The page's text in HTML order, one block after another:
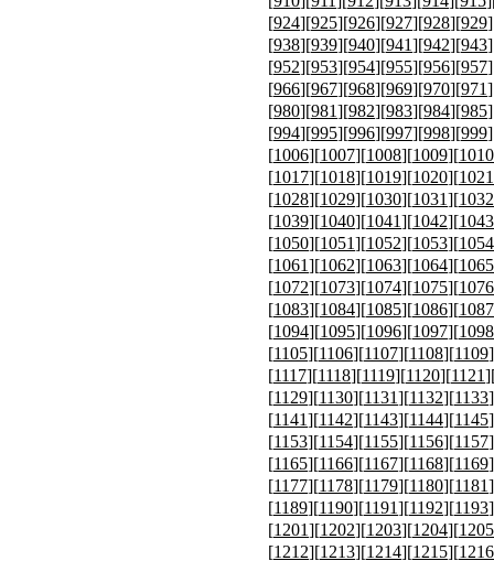
[924][925][926][927][928][929
[938][939][940][941][942][943
[952][953][954][955][956][957
[966][967][968][969][970][971
[980][981][982][983][984][985
[994][995][996][997][998][999
[1006][1007][1008][1009][1010
[1017][1018][1019][1020][1021
[1028][1029][1030][1031][1032
[1039][1040][1041][1042][1043
[1050][1051][1052][1053][1054
[1061][1062][1063][1064][1065
[1072][1073][1074][1075][1076
[1083][1084][1085][1086][1087
[1094][1095][1096][1097][1098
[1105][1106][1107][1108][1109
[1117][1118][1119][1120][1121
[1129][1130][1131][1132][1133
[1141][1142][1143][1144][1145
[1153][1154][1155][1156][1157
[1165][1166][1167][1168][1169
[1177][1178][1179][1180][1181
[1189][1190][1191][1192][1193
[1201][1202][1203][1204][1205
[1212][1213][1214][1215][1216